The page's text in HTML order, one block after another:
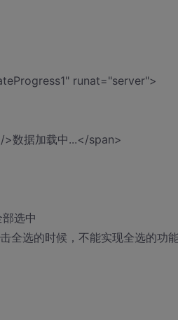
runat="server">
数据加载中...</span>
选中
全选的时候，不能实现全选的功